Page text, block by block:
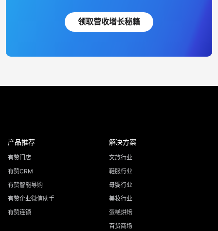
领取营收增长秘籍
产品推荐
有赞门店
有赞CRM
有赞智能导购
有赞企业微信助手
有赞连锁
解决方案
文旅行业
鞋服行业
母婴行业
美妆行业
蛋糕烘焙
百货商场